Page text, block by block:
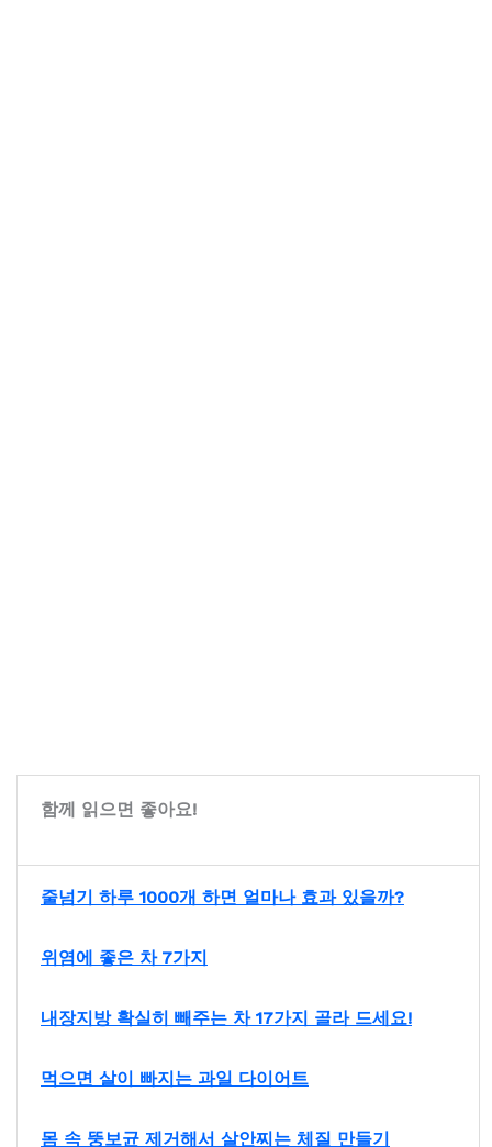
함께 읽으면 좋아요!
줄넘기 하루 1000개 하면 얼마나 효과 있을까?
위염에 좋은 차 7가지
내장지방 확실히 빼주는 차 17가지 골라 드세요!
먹으면 살이 빠지는 과일 다이어트
몸 속 뚱보균 제거해서 살안찌는 체질 만들기